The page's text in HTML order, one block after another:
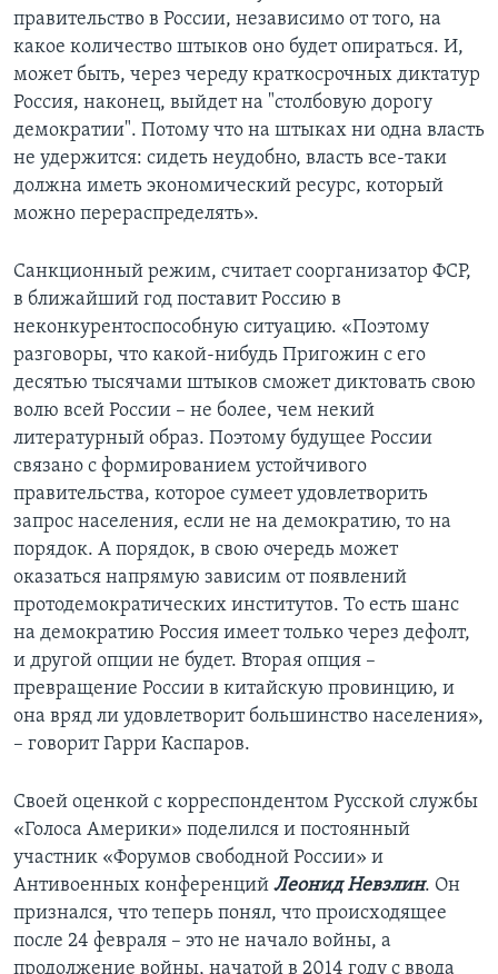
правительство в России, независимо от того, на
какое количество штыков оно будет опираться. И,
может быть, через череду краткосрочных диктатур
Россия, наконец, выйдет на "столбовую дорогу
демократии". Потому что на штыках ни одна власть
не удержится: сидеть неудобно, власть все-таки
должна иметь экономический ресурс, который
можно перераспределять».
Санкционный режим, cчитает соорганизатор ФСР,
в ближайший год поставит Россию в
неконкурентоспособную ситуацию. «Поэтому
разговоры, что какой-нибудь Пригожин с его
десятью тысячами штыков сможет диктовать свою
волю всей России – не более, чем некий
литературный образ. Поэтому будущее России
связано с формированием устойчивого
правительства, которое сумеет удовлетворить
запрос населения, если не на демократию, то на
порядок. А порядок, в свою очередь может
оказаться напрямую зависим от появлений
протодемократических институтов. То есть шанс
на демократию Россия имеет только через дефолт,
и другой опции не будет. Вторая опция –
превращение России в китайскую провинцию, и
она вряд ли удовлетворит большинство населения»,
– говорит Гарри Каспаров.
Своей оценкой с корреспондентом Русской службы
«Голоса Америки» поделился и постоянный
участник «Форумов свободной России» и
Антивоенных конференций Леонид Невзлин. Он
признался, что теперь понял, что происходящее
после 24 февраля – это не начало войны, а
продолжение войны, начатой в 2014 году с ввода